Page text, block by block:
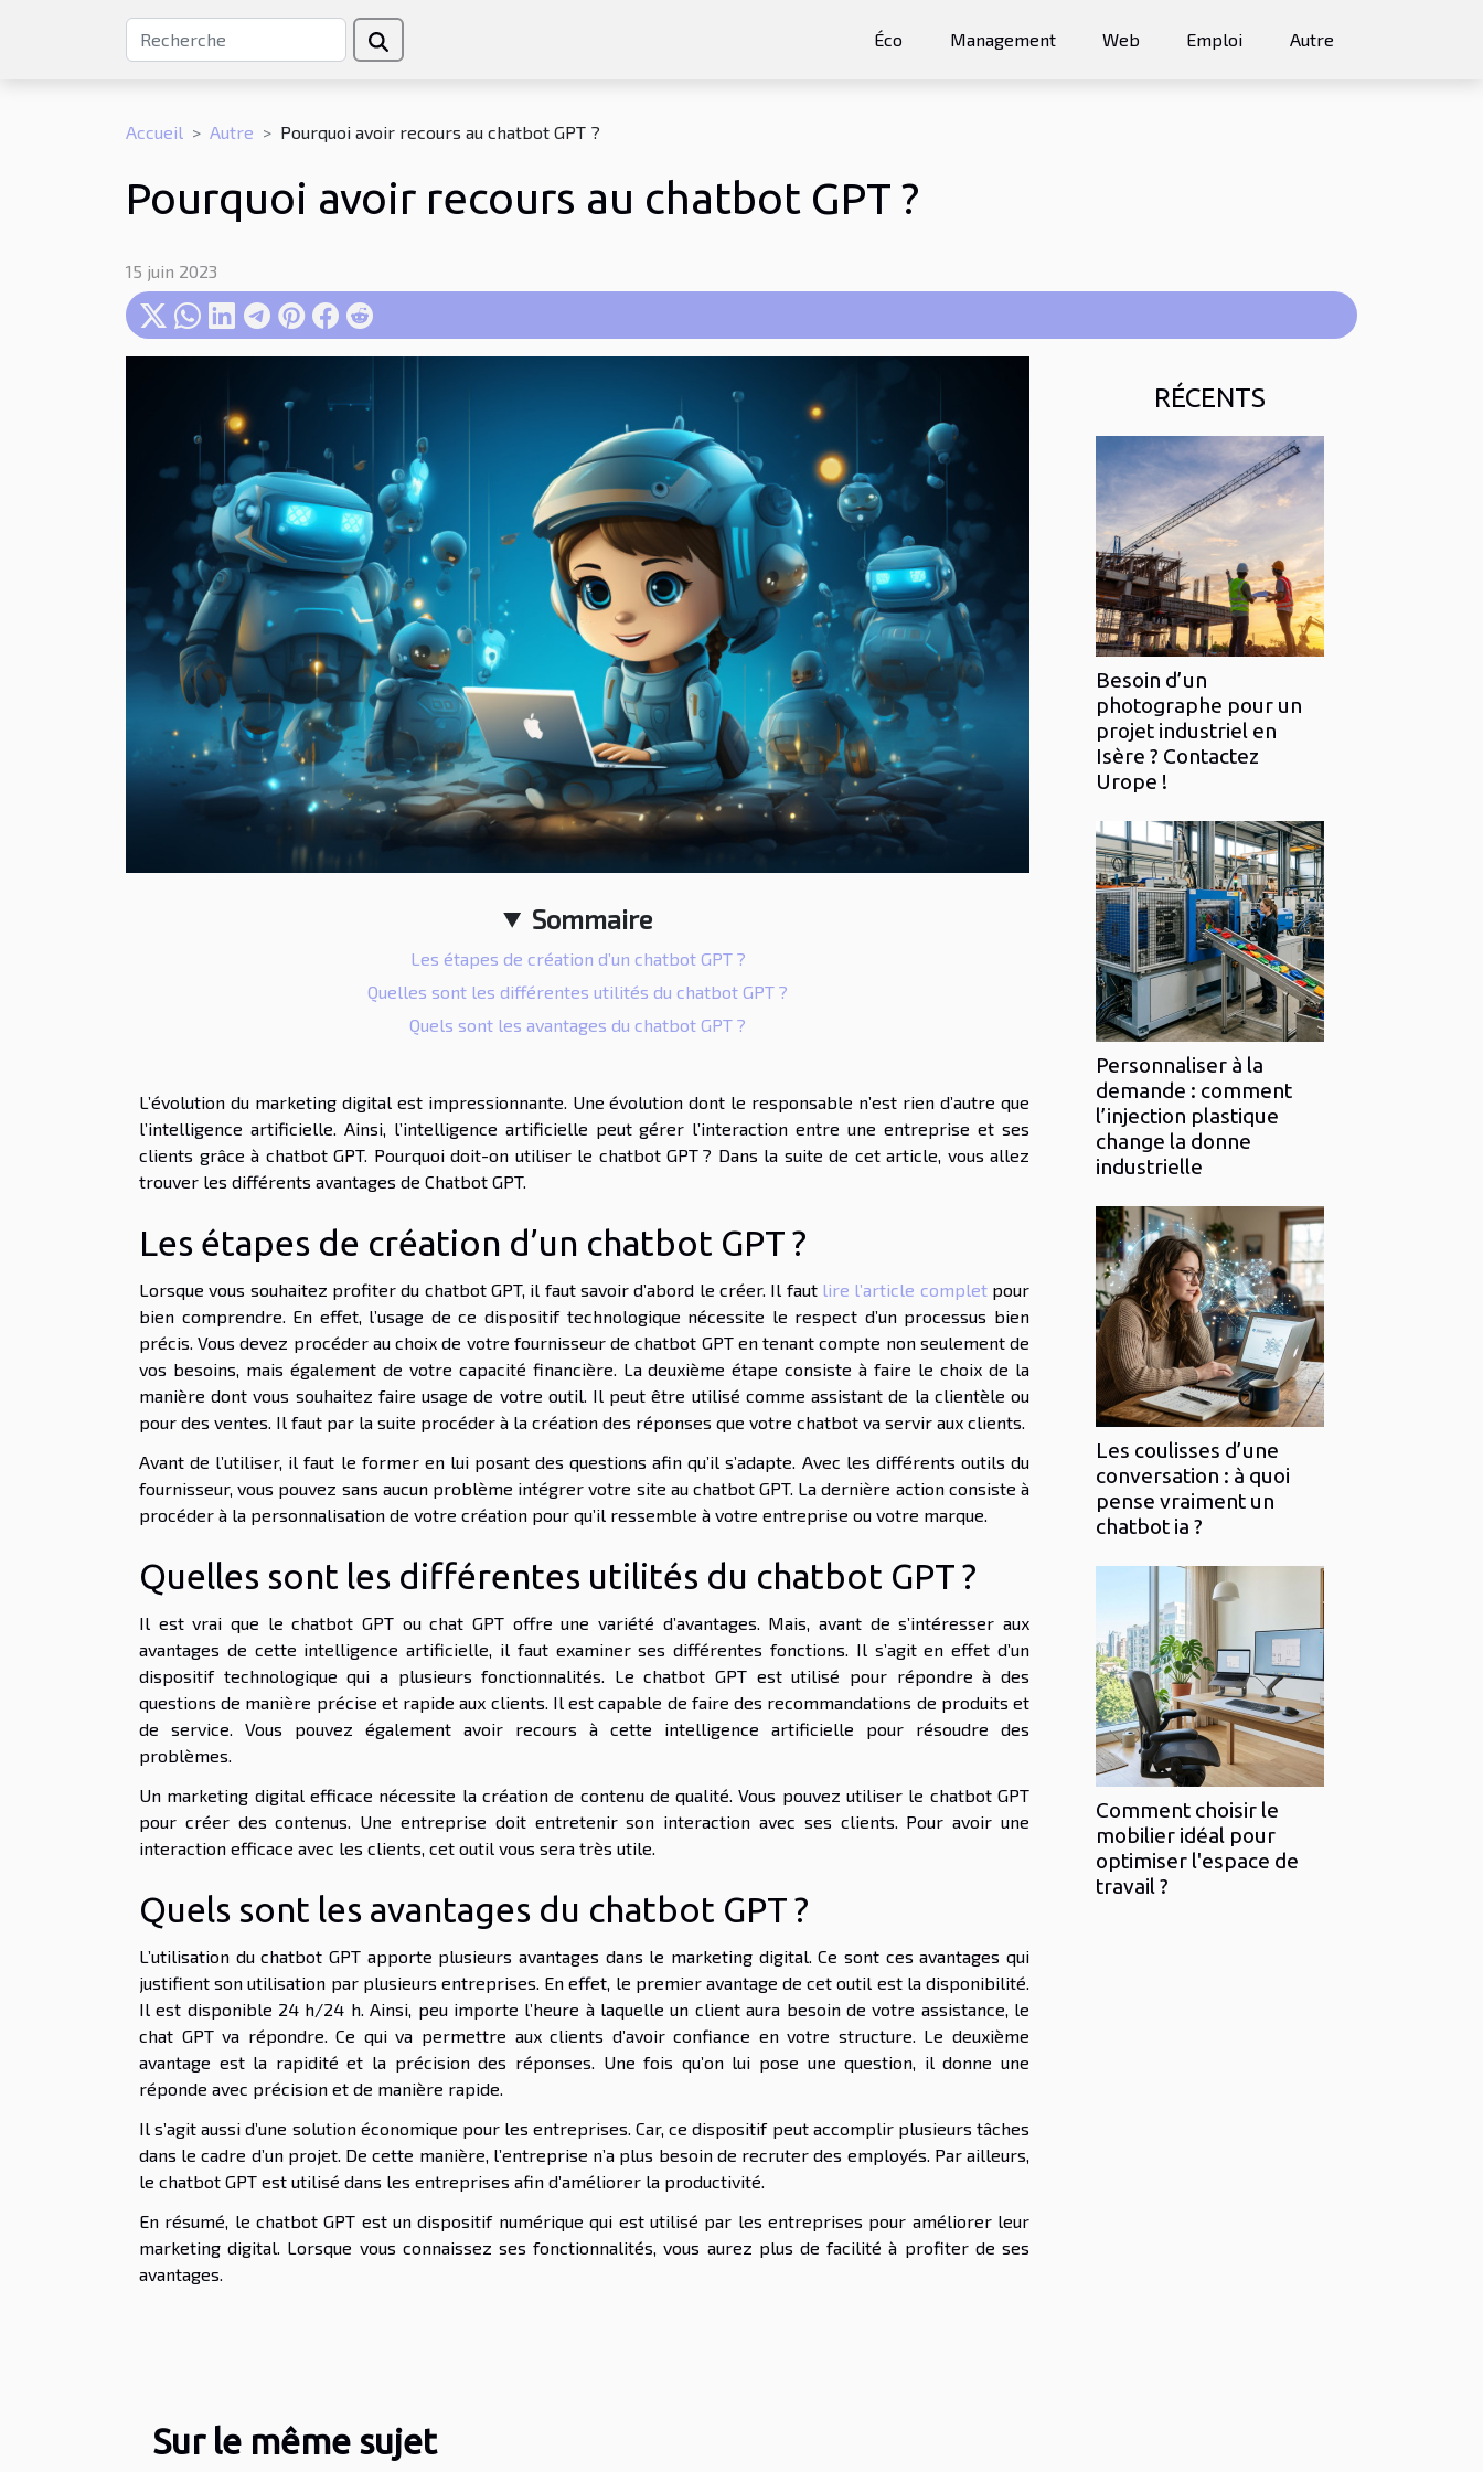
Éco Management Web Emploi Autre
Accueil Autre Pourquoi avoir recours au chatbot GPT ?
Pourquoi avoir recours au chatbot GPT ?
15 juin 2023
Sommaire
Les étapes de création d’un chatbot GPT ?
Quelles sont les différentes utilités du chatbot GPT ?
Quels sont les avantages du chatbot GPT ?
L’évolution du marketing digital est impressionnante. Une évolution dont le responsable n’est rien d’autre que
l’intelligence artificielle. Ainsi, l’intelligence artificielle peut gérer l’interaction entre une entreprise et ses
clients grâce à chatbot GPT. Pourquoi doit-on utiliser le chatbot GPT ? Dans la suite de cet article, vous allez
trouver les différents avantages de Chatbot GPT.
Les étapes de création d’un chatbot GPT ?
Lorsque vous souhaitez profiter du chatbot GPT, il faut savoir d’abord le créer. Il faut lire l’article completpour
bien comprendre. En effet, l’usage de ce dispositif technologique nécessite le respect d’un processus bien
précis. Vous devez procéder au choix de votre fournisseur de chatbot GPT en tenant compte non seulement de
vos besoins, mais également de votre capacité financière. La deuxième étape consiste à faire le choix de la
manière dont vous souhaitez faire usage de votre outil. Il peut être utilisé comme assistant de la clientèle ou
pour des ventes. Il faut par la suite procéder à la création des réponses que votre chatbot va servir aux clients.
Avant de l’utiliser, il faut le former en lui posant des questions afin qu’il s’adapte. Avec les différents outils du
fournisseur, vous pouvez sans aucun problème intégrer votre site au chatbot GPT. La dernière action consiste à
procéder à la personnalisation de votre création pour qu’il ressemble à votre entreprise ou votre marque.
Quelles sont les différentes utilités du chatbot GPT ?
Il est vrai que le chatbot GPT ou chat GPT offre une variété d’avantages. Mais, avant de s’intéresser aux
avantages de cette intelligence artificielle, il faut examiner ses différentes fonctions. Il s’agit en effet d’un
dispositif technologique qui a plusieurs fonctionnalités. Le chatbot GPT est utilisé pour répondre à des
questions de manière précise et rapide aux clients. Il est capable de faire des recommandations de produits et
de service. Vous pouvez également avoir recours à cette intelligence artificielle pour résoudre des
problèmes.
Un marketing digital efficace nécessite la création de contenu de qualité. Vous pouvez utiliser le chatbot GPT
pour créer des contenus. Une entreprise doit entretenir son interaction avec ses clients. Pour avoir une
interaction efficace avec les clients, cet outil vous sera très utile.
Quels sont les avantages du chatbot GPT ?
L’utilisation du chatbot GPT apporte plusieurs avantages dans le marketing digital. Ce sont ces avantages qui
justifient son utilisation par plusieurs entreprises. En effet, le premier avantage de cet outil est la disponibilité.
Il est disponible 24 h/24 h. Ainsi, peu importe l’heure à laquelle un client aura besoin de votre assistance, le
chat GPT va répondre. Ce qui va permettre aux clients d’avoir confiance en votre structure. Le deuxième
avantage est la rapidité et la précision des réponses. Une fois qu’on lui pose une question, il donne une
réponde avec précision et de manière rapide.
Il s’agit aussi d’une solution économique pour les entreprises. Car, ce dispositif peut accomplir plusieurs tâches
dans le cadre d’un projet. De cette manière, l’entreprise n’a plus besoin de recruter des employés. Par ailleurs,
le chatbot GPT est utilisé dans les entreprises afin d’améliorer la productivité.
En résumé, le chatbot GPT est un dispositif numérique qui est utilisé par les entreprises pour améliorer leur
marketing digital. Lorsque vous connaissez ses fonctionnalités, vous aurez plus de facilité à profiter de ses
avantages.
RÉCENTS
Besoin d’un
photographe pour un
projet industriel en
Isère ? Contactez
Urope !
Personnaliser à la
demande : comment
l’injection plastique
change la donne
industrielle
Les coulisses d’une
conversation : à quoi
pense vraiment un
chatbot ia ?
Comment choisir le
mobilier idéal pour
optimiser l'espace de
travail ?
Sur le même sujet